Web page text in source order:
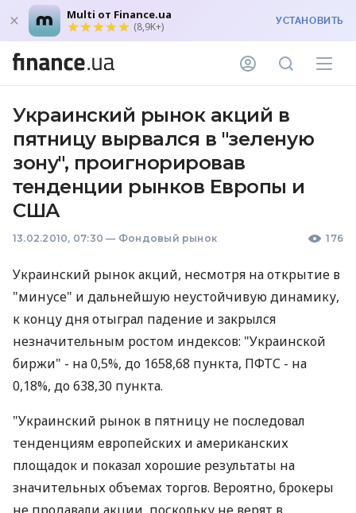
Multi от Finance.ua
(8,9K+) УСТАНОВИТЬ
Украинский рынок акций в
пятницу вырвался в "зеленую
зону", проигнорировав
тенденции рынков Европы и
США
13.02.2010, 07:30 — Фондовый рынок 176
Украинский рынок акций, несмотря на открытие в
"минусе" и дальнейшую неустойчивую динамику,
к концу дня отыграл падение и закрылся
незначительным ростом индексов: "Украинской
биржи" - на 0,5%, до 1658,68 пункта, ПФТС - на
0,18%, до 638,30 пункта.
"Украинский рынок в пятницу не последовал
тенденциям европейских и американских
площадок и показал хорошие результаты на
значительных объемах торгов. Вероятно, брокеры